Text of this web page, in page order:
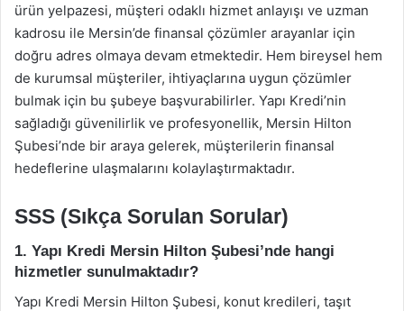
ürün yelpazesi, müşteri odaklı hizmet anlayışı ve uzman
kadrosu ile Mersin’de finansal çözümler arayanlar için
doğru adres olmaya devam etmektedir. Hem bireysel hem
de kurumsal müşteriler, ihtiyaçlarına uygun çözümler
bulmak için bu şubeye başvurabilirler. Yapı Kredi’nin
sağladığı güvenilirlik ve profesyonellik, Mersin Hilton
Şubesi’nde bir araya gelerek, müşterilerin finansal
hedeflerine ulaşmalarını kolaylaştırmaktadır.
SSS (Sıkça Sorulan Sorular)
1. Yapı Kredi Mersin Hilton Şubesi’nde hangi
hizmetler sunulmaktadır?
Yapı Kredi Mersin Hilton Şubesi, konut kredileri, taşıt